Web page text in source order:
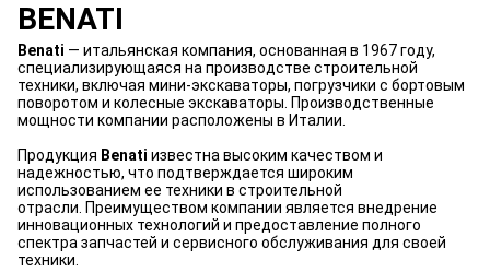
BENATI
Benati — итальянская компания, основанная в 1967 году,
специализирующаяся на производстве строительной
техники, включая мини-экскаваторы, погрузчики с бортовым
поворотом и колесные экскаваторы. Производственные
мощности компании расположены в Италии.
Продукция Benati известна высоким качеством и
надежностью, что подтверждается широким
использованием ее техники в строительной
отрасли. Преимуществом компании является внедрение
инновационных технологий и предоставление полного
спектра запчастей и сервисного обслуживания для своей
техники.